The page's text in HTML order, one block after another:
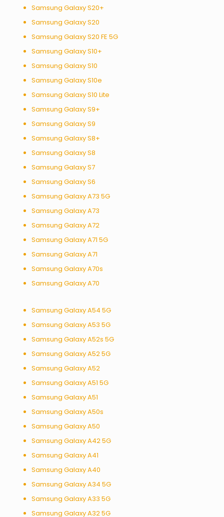
Samsung Galaxy S20+
Samsung Galaxy S20
Samsung Galaxy S20 FE 5G
Samsung Galaxy S10+
Samsung Galaxy S10
Samsung Galaxy S10e
Samsung Galaxy S10 Lite
Samsung Galaxy S9+
Samsung Galaxy S9
Samsung Galaxy S8+
Samsung Galaxy S8
Samsung Galaxy S7
Samsung Galaxy S6
Samsung Galaxy A73 5G
Samsung Galaxy A73
Samsung Galaxy A72
Samsung Galaxy A71 5G
Samsung Galaxy A71
Samsung Galaxy A70s
Samsung Galaxy A70
Samsung Galaxy A54 5G
Samsung Galaxy A53 5G
Samsung Galaxy A52s 5G
Samsung Galaxy A52 5G
Samsung Galaxy A52
Samsung Galaxy A51 5G
Samsung Galaxy A51
Samsung Galaxy A50s
Samsung Galaxy A50
Samsung Galaxy A42 5G
Samsung Galaxy A41
Samsung Galaxy A40
Samsung Galaxy A34 5G
Samsung Galaxy A33 5G
Samsung Galaxy A32 5G